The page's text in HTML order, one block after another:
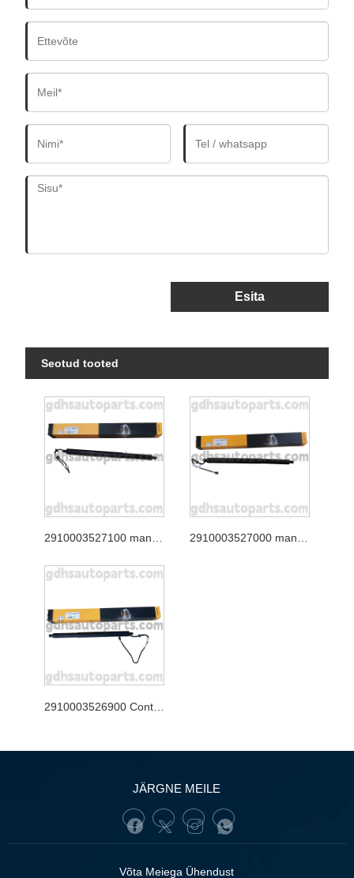
Esita
Seotud tooted
2910003526900 Continental tagaluugi tugine uue Range Rover Evoque OE nr jaoks. LR172984
JÄRGNE MEILE
Võta Meiega Ühendust